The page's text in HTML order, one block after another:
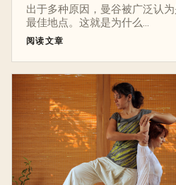
出于多种原因，曼谷被广泛认
最佳地点。这就是为什么...
阅读文章